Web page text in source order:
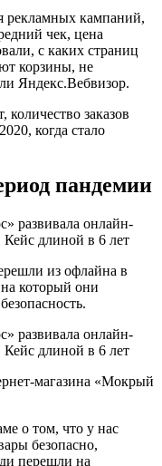
рекламных кампаний,
чек, цена
с каких страниц
корзины, не
Яндекс.Вебвизор.
заказов
когда стало
пандемии
из офлайна в
который они
магазина «Мокрый
о том, что у нас
безопасно,
перешли на